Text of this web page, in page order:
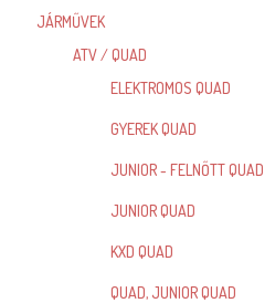
JÁRMŰVEK
ATV / QUAD
ELEKTROMOS QUAD
GYEREK QUAD
JUNIOR - FELNŐTT QUAD
JUNIOR QUAD
KXD QUAD
QUAD, JUNIOR QUAD